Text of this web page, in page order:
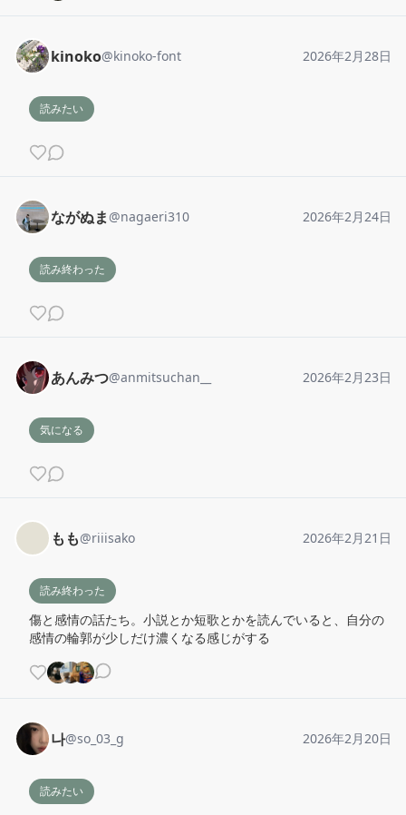
kinoko@kinoko-font 2026年2月28日
読みたい
ながぬま@nagaeri310 2026年2月24日
読み終わった
あんみつ@anmitsuchan__ 2026年2月23日
気になる
もも@riiisako 2026年2月21日
読み終わった
傷と感情の話たち。小説とか短歌とかを読んでいると、自分の
感情の輪郭が少しだけ濃くなる感じがする
나@so_03_g 2026年2月20日
読みたい